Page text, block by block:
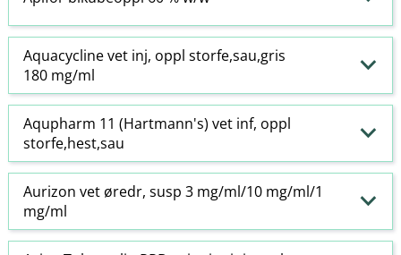
Aquacycline vet inj, oppl storfe,sau,gris
180 mg/ml
Aqupharm 11 (Hartmann's) vet inf, oppl
storfe,hest,sau
Aurizon vet øredr, susp 3 mg/ml/10 mg/ml/1
mg/ml